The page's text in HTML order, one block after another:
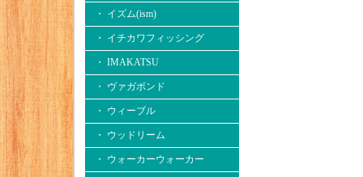
・ イズム(ism)
・ イチカワフィッシング
・ IMAKATSU
・ ヴァガボンド
・ ウィーブル
・ ウッドリーム
・ ウォーカーウォーカー